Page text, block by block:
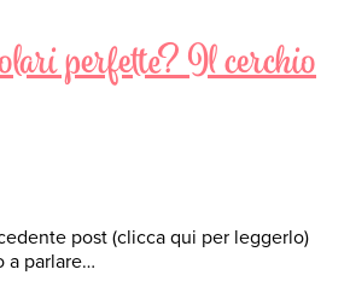
perfette? Il cerchio
post (clicca qui per leggerlo)
a parlare…